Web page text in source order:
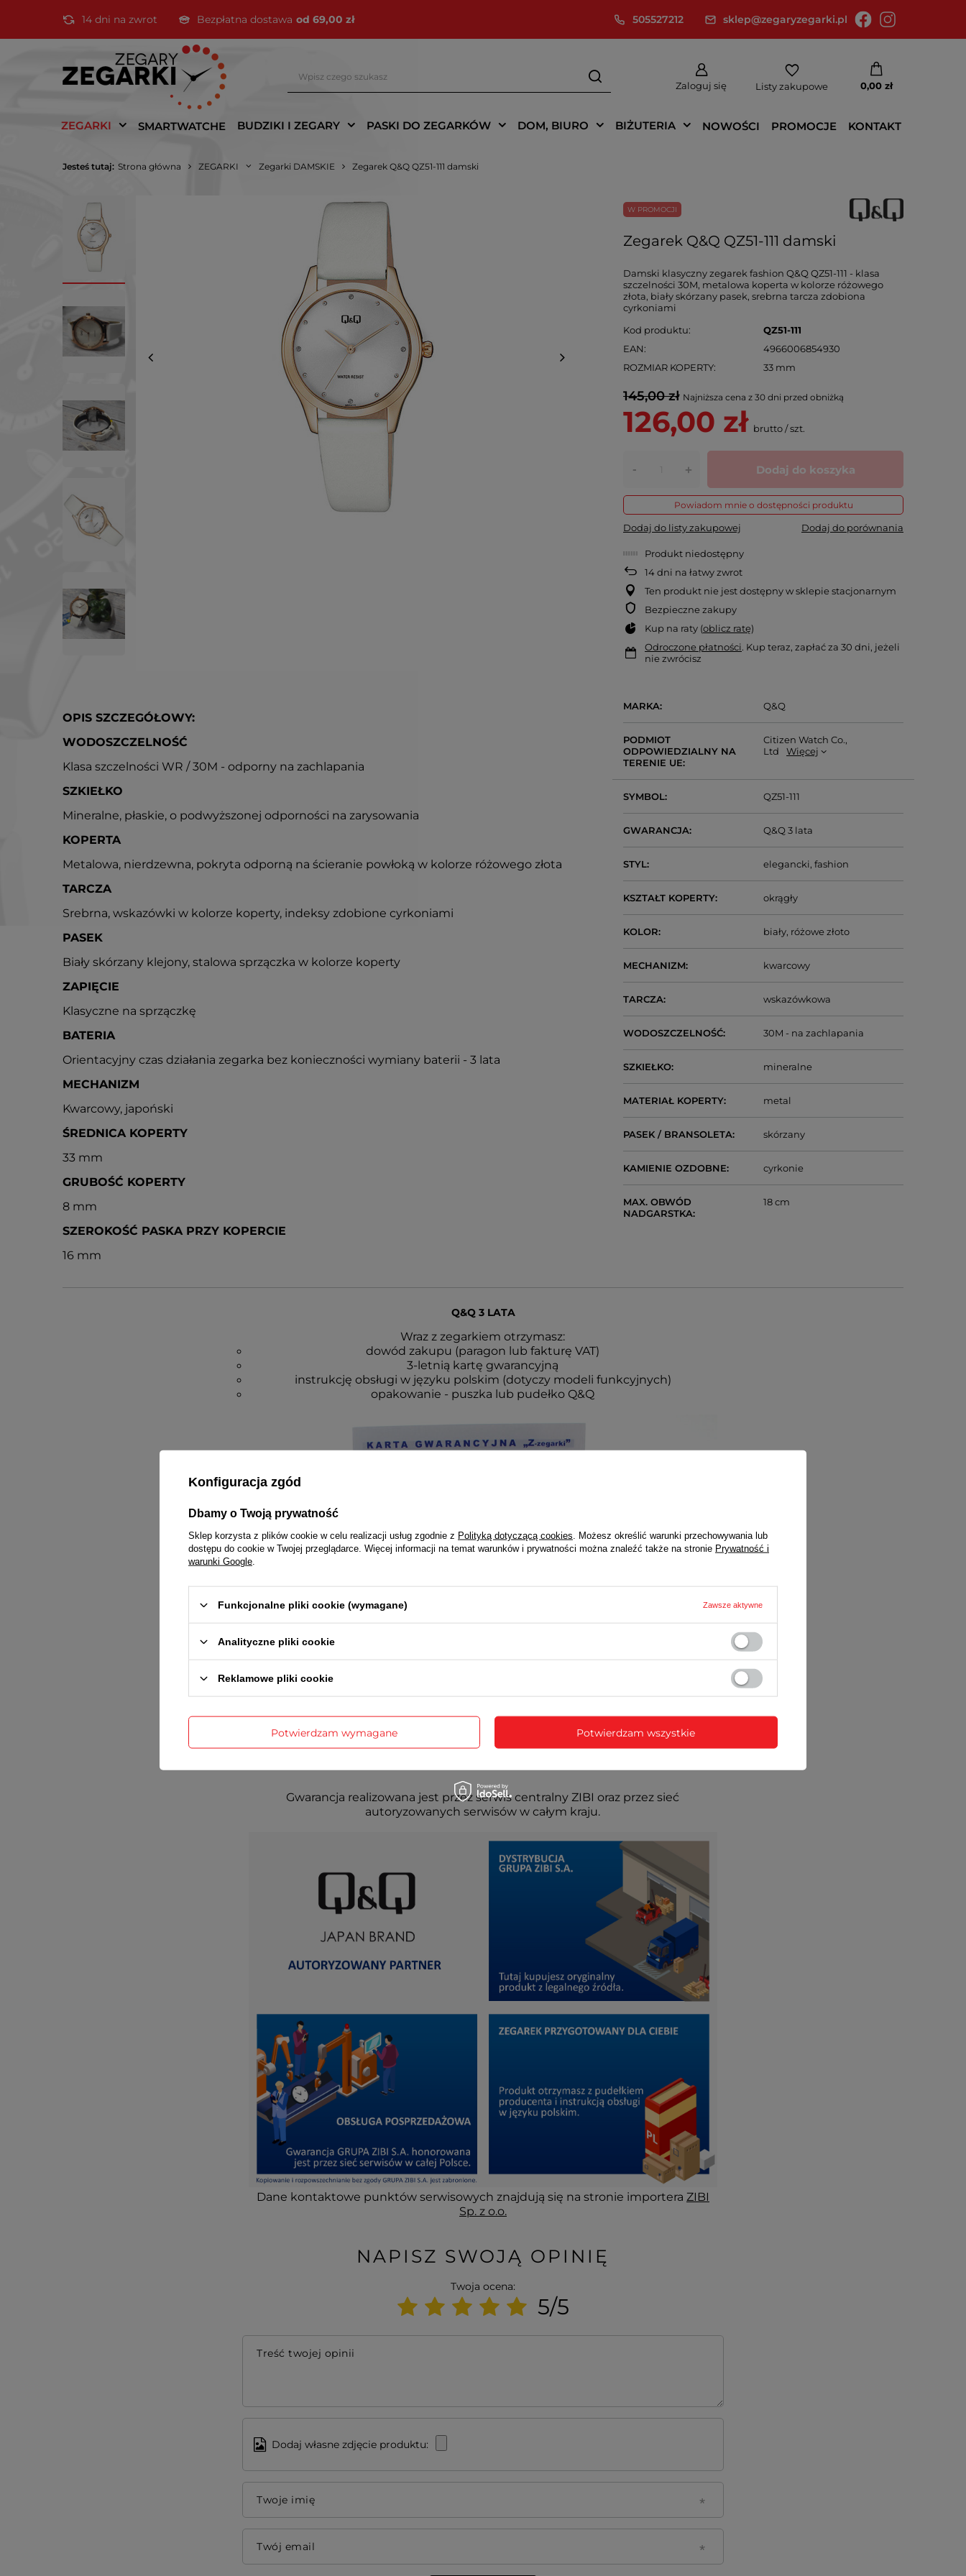
14 dni na zwrot Bezpłatna dostawa od 69,00 zł 505527212 sklep@zegaryzegarki.pl
Zaloguj się Listy zakupowe 0,00 zł
ZEGARKI SMARTWATCHE BUDZIKI I ZEGARY PASKI DO ZEGARKÓW DOM, BIURO BIŻUTERIA NOWOŚCI PROMOCJE KONTAKT
Jesteś tutaj: Strona główna ZEGARKI Zegarki DAMSKIE Zegarek Q&Q QZ51-111 damski
W PROMOCJI
Zegarek Q&Q QZ51-111 damski
Damski klasyczny zegarek fashion Q&Q QZ51-111 - klasa
szczelności 30M, metalowa koperta w kolorze różowego
złota, biały skórzany pasek, srebrna tarcza zdobiona
cyrkoniami
Kod produktu
QZ51-111
EAN
4966006854930
ROZMIAR KOPERTY
33 mm
145,00 zł Najniższa cena z 30 dni przed obniżką
126,00 zł brutto/szt.
- + Dodaj do koszyka
Powiadom mnie o dostępności produktu
Dodaj do listy zakupowej Dodaj do porównania
Produkt niedostępny
14dni na łatwy zwrot
Ten produkt nie jest dostępny w sklepie stacjonarnym
Bezpieczne zakupy
Kup na raty (oblicz ratę)
Odroczone płatności. Kup teraz, zapłać za 30 dni, jeżeli
nie zwrócisz
OPIS SZCZEGÓŁOWY:
WODOSZCZELNOŚĆ
Klasa szczelności WR / 30M - odporny na zachlapania
SZKIEŁKO
Mineralne, płaskie, o podwyższonej odporności na zarysowania
KOPERTA
Metalowa, nierdzewna, pokryta odporną na ścieranie powłoką w kolorze różowego złota
TARCZA
Srebrna, wskazówki w kolorze koperty, indeksy zdobione cyrkoniami
PASEK
Biały skórzany klejony, stalowa sprzączka w kolorze koperty
ZAPIĘCIE
Klasyczne na sprzączkę
BATERIA
Orientacyjny czas działania zegarka bez konieczności wymiany baterii - 3 lata
MECHANIZM
Kwarcowy, japoński
ŚREDNICA KOPERTY
33 mm
GRUBOŚĆ KOPERTY
8 mm
SZEROKOŚĆ PASKA PRZY KOPERCIE
16 mm
MARKA Q&Q
PODMIOT
ODPOWIEDZIALNY NA
TERENIE UE
Citizen Watch Co.,
Ltd
Więcej
SYMBOL QZ51-111
GWARANCJA Q&Q 3 lata
STYL elegancki fashion
KSZTAŁT KOPERTY okrągły
KOLOR biały różowe złoto
MECHANIZM kwarcowy
TARCZA wskazówkowa
WODOSZCZELNOŚĆ 30M - na zachlapania
SZKIEŁKO mineralne
MATERIAŁ KOPERTY metal
PASEK / BRANSOLETA skórzany
KAMIENIE OZDOBNE cyrkonie
MAX. OBWÓD
NADGARSTKA
18 cm
Q&Q 3 LATA
Wraz z zegarkiem otrzymasz:
dowód zakupu (paragon lub fakturę VAT)
3-letnią kartę gwarancyjną
instrukcję obsługi w języku polskim (dotyczy modeli funkcyjnych)
opakowanie - puszka lub pudełko Q&Q
Gwarancja realizowana jest przez serwis centralny ZIBI oraz przez sieć
autoryzowanych serwisów w całym kraju.
Dane kontaktowe punktów serwisowych znajdują się na stronie importera ZIBI
Sp. z o.o.
NAPISZ SWOJĄ OPINIĘ
Twoja ocena:
5/5
Treść twojej opinii
Dodaj własne zdjęcie produktu:
Twoje imię
Twój email
Konfiguracja zgód
Dbamy o Twoją prywatność
Sklep korzysta z plików cookie w celu realizacji usług zgodnie z Polityką dotyczącą cookies . Możesz określić warunki przechowywania lub
dostępu do cookie w Twojej przeglądarce. Więcej informacji na temat warunków i prywatności można znaleźć także na stronie Prywatność i
warunki Google
Funkcjonalne pliki cookie (wymagane) Zawsze aktywne
Analityczne pliki cookie
Reklamowe pliki cookie
Potwierdzam wymagane Potwierdzam wszystkie